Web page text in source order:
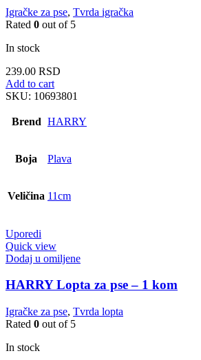
Igračke za pse, Tvrda igračka
Rated 0 out of 5
In stock
239.00 RSD
Add to cart
SKU: 10693801
Brend HARRY
Boja Plava
Veličina 11cm
Uporedi
Quick view
Dodaj u omiljene
HARRY Lopta za pse – 1 kom
Igračke za pse, Tvrda lopta
Rated 0 out of 5
In stock